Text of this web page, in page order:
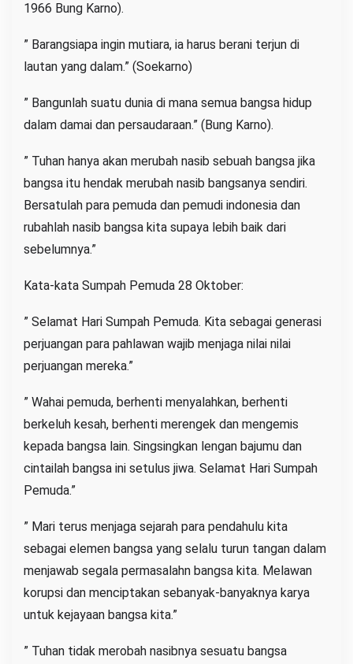
1966 Bung Karno).
” Barangsiapa ingin mutiara, ia harus berani terjun di
lautan yang dalam.” (Soekarno)
” Bangunlah suatu dunia di mana semua bangsa hidup
dalam damai dan persaudaraan.” (Bung Karno).
” Tuhan hanya akan merubah nasib sebuah bangsa jika
bangsa itu hendak merubah nasib bangsanya sendiri.
Bersatulah para pemuda dan pemudi indonesia dan
rubahlah nasib bangsa kita supaya lebih baik dari
sebelumnya.”
Kata-kata Sumpah Pemuda 28 Oktober:
” Selamat Hari Sumpah Pemuda. Kita sebagai generasi
perjuangan para pahlawan wajib menjaga nilai nilai
perjuangan mereka.”
” Wahai pemuda, berhenti menyalahkan, berhenti
berkeluh kesah, berhenti merengek dan mengemis
kepada bangsa lain. Singsingkan lengan bajumu dan
cintailah bangsa ini setulus jiwa. Selamat Hari Sumpah
Pemuda.”
” Mari terus menjaga sejarah para pendahulu kita
sebagai elemen bangsa yang selalu turun tangan dalam
menjawab segala permasalahn bangsa kita. Melawan
korupsi dan menciptakan sebanyak-banyaknya karya
untuk kejayaan bangsa kita.”
” Tuhan tidak merobah nasibnya sesuatu bangsa